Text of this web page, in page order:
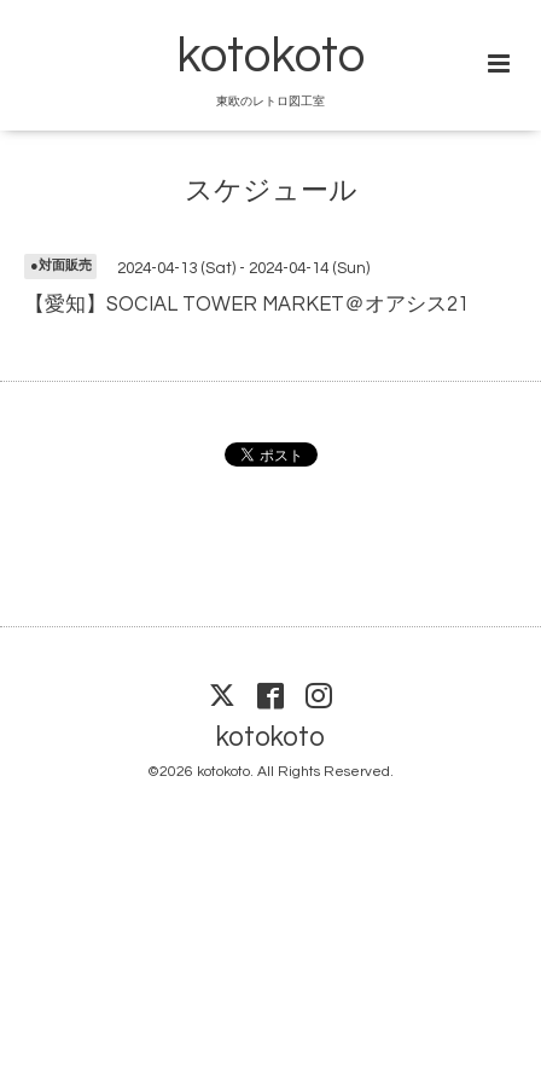
kotokoto
東欧のレトロ図工室
スケジュール
●対面販売 2024-04-13 (Sat) - 2024-04-14 (Sun)
【愛知】SOCIAL TOWER MARKET＠オアシス21
kotokoto
©2026 kotokoto. All Rights Reserved.